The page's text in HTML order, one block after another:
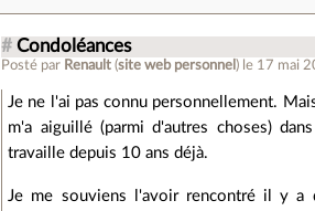
# Condoléances
Posté par Renault (site web personnel ) le 17 mai
Je ne l'ai pas connu personnellement.
m'a aiguillé (parmi d'autres choses)
travaille depuis 10 ans déjà.
Je me souviens l'avoir rencontré il y a